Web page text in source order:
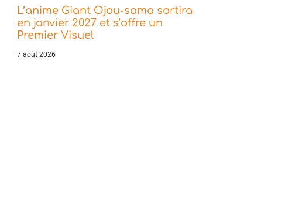
L’anime Giant Ojou-sama sortira
en janvier 2027 et s’offre un
Premier Visuel
7 août 2026